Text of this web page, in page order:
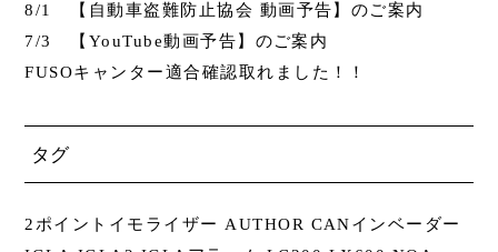
8/1 【自動車盗難防止協会 動画予告】のご案内
7/3 【YouTube動画予告】のご案内
FUSOキャンター適合確認取れました！！
タグ
2ポイントイモライザー AUTHOR CANインベーダー